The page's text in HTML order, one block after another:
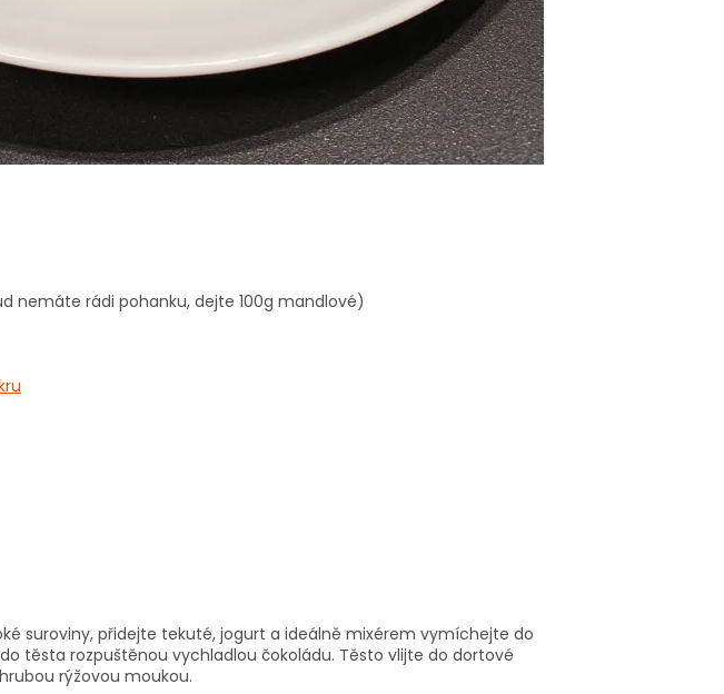
nemáte rádi pohanku, dejte 100g mandlové)
suroviny, přidejte tekuté, jogurt a ideálně mixérem vymíchejte do
těsta rozpuštěnou vychladlou čokoládu. Těsto vlijte do dortové
rýžovou moukou.